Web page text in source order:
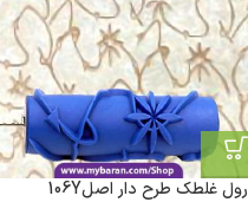
رول غلطک طرح دار اصل106Y